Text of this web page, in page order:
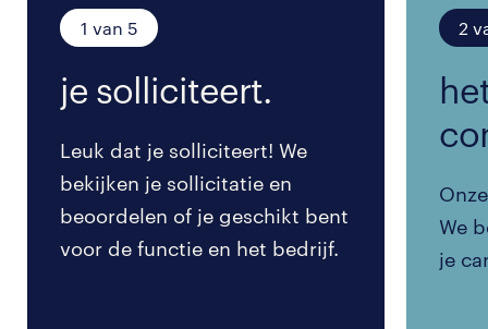
1 van 5
je solliciteert.
Leuk dat je solliciteert! We
bekijken je sollicitatie en
beoordelen of je geschikt bent
voor de functie en het bedrijf.
2
We
je